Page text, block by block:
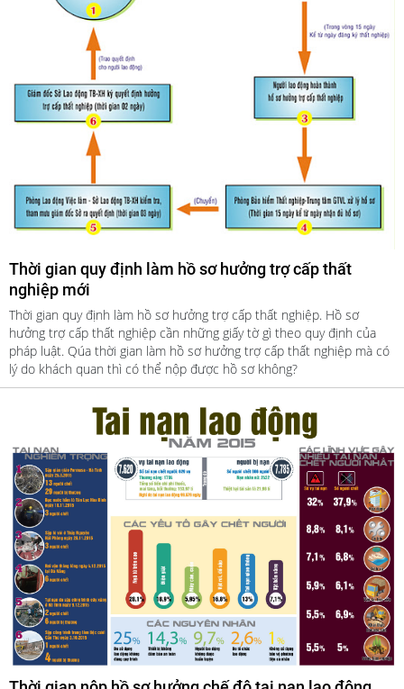
Thời gian quy định làm hồ sơ hưởng trợ cấp thất
nghiệp mới
Thời gian quy định làm hồ sơ hưởng trợ cấp thất nghiệp. Hồ sơ
hưởng trợ cấp thất nghiệp cần những giấy tờ gì theo quy định của
pháp luật. Qúa thời gian làm hồ sơ hưởng trợ cấp thất nghiệp mà có
lý do khách quan thì có thể nộp được hồ sơ không?